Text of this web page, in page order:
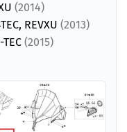
(2014)
REVXU (2013)
(2015)